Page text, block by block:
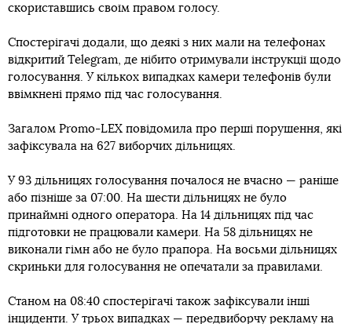
скориставшись своїм правом голосу.
Спостерігачі додали, що деякі з них мали на телефонах
відкритий Telegram, де нібито отримували інструкції щодо
голосування. У кількох випадках камери телефонів були
ввімкнені прямо під час голосування.
Загалом Promo-LEX повідомила про перші порушення, які
зафіксувала на 627 виборчих дільницях.
У 93 дільницях голосування почалося не вчасно — раніше
або пізніше за 07:00. На шести дільницях не було
принаймні одного оператора. На 14 дільницях під час
підготовки не працювали камери. На 58 дільницях не
виконали гімн або не було прапора. На восьми дільницях
скриньки для голосування не опечатали за правилами.
Станом на 08:40 спостерігачі також зафіксували інші
інциденти. У трьох випадках — передвиборчу рекламу на